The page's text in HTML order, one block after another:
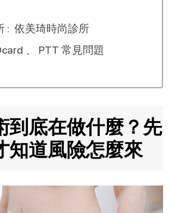
: 依美琦時尚診所
、 PTT 常見問題
到底在做什麼？先
知道風險怎麼來